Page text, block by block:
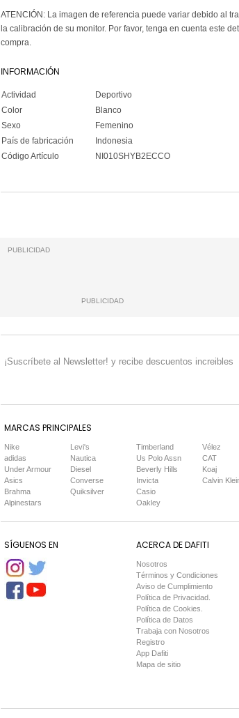
ATENCIÓN: La imagen de referencia puede variar debido al
la calibración de su monitor. Por favor, tenga en cuenta este
compra.
INFORMACIÓN
Actividad
Deportivo
Color
Blanco
Sexo
Femenino
País de fabricación
Indonesia
Código Artículo
NI010SHYB2ECCO
PUBLICIDAD
PUBLICIDAD
¡Suscríbete al Newsletter! y recibe descuentos increibles
MARCAS PRINCIPALES
Nike
adidas
Under Armour
Asics
Brahma
Alpinestars
Levi's
Nautica
Diesel
Converse
Quiksilver
Timberland
Us Polo Assn
Beverly Hills
Invicta
Casio
Oakley
Vélez
CAT
Koaj
Calvin
SÍGUENOS EN ACERCA DE DAFITI
Nosotros
Términos y Condiciones
Aviso de Cumplimiento
Política de Privacidad.
Política de Cookies.
Política de Datos
Trabaja con Nosotros
Registro
App Dafiti
Mapa de sitio